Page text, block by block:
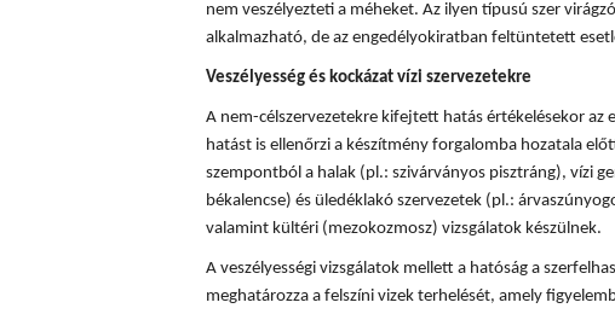
nem veszélyezteti a méheket. Az ilyen típusú szer
alkalmazható, de az engedélyokiratban feltüntetett
Veszélyesség és kockázat vízi szervezetekre
A nem-célszervezetekre kifejtett hatás értékelésekor az
hatást is ellenőrzi a készítmény forgalomba hozatala
szempontból a halak (pl.: szivárványos pisztráng), vízi
békalencse) és üledéklakó szervezetek (pl.:
valamint kültéri (mezokozmosz) vizsgálatok készülnek.
A veszélyességi vizsgálatok mellett a hatóság a
meghatározza a felszíni vizek terhelését, amely